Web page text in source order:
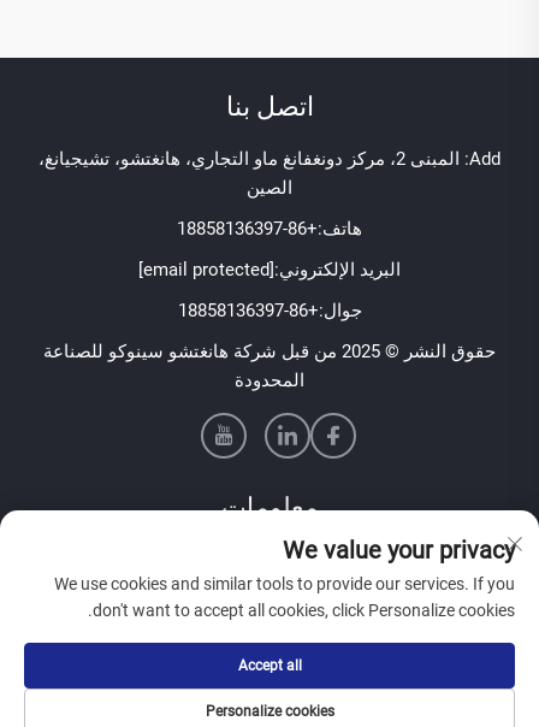
اتصل بنا
Add: المبنى 2، مركز دونغفانغ ماو التجاري، هانغتشو، تشيجيانغ،
الصين
هاتف:+86-18858136397
البريد الإلكتروني:[email protected]
جوال:+86-18858136397
حقوق النشر © 2025 من قبل شركة هانغتشو سينوكو للصناعة
المحدودة
معلومات
اشترك لتلقي نشرتنا الإخبارية الأسبوعية
إرسال
We value your privacy
We use cookies and similar tools to provide our services. If you
don't want to accept all cookies, click Personalize cookies.
Personalize cookies
Accept all